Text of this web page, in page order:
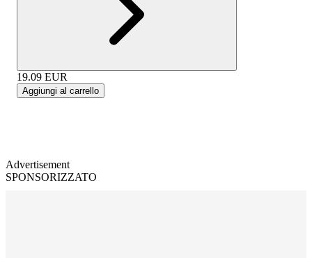
19.09 EUR
Aggiungi al carrello
Advertisement
SPONSORIZZATO